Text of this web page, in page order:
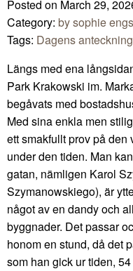
Posted on March 29,
Category: by sophie
Tags: Dagens anteckning
Längs med ena
Park Krakowski im.
begåvats med
Med sina enkla men
ett smakfullt prov på
under den tiden. Man
gatan, nämligen Karol
Szymanowskiego), är
något av en dandy och
byggnader. Det passar
honom en stund, då det
som han gick ur tiden,